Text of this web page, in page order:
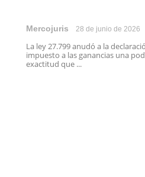
Mercojuris 28 de junio de 2026
La ley 27.799 anudó a la
impuesto a las ganancias una
exactitud que ...